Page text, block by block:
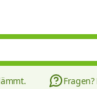
Fragen?